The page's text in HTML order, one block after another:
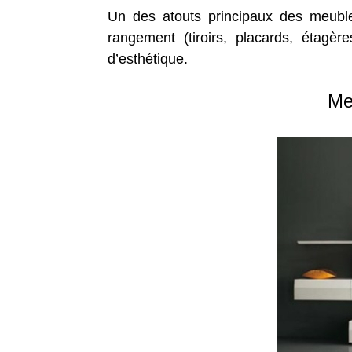
Un des atouts principaux des
rangement (tiroirs, placards,
d’esthétique.